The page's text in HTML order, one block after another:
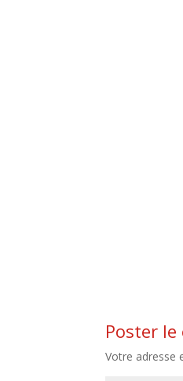
Poster
Votre adresse